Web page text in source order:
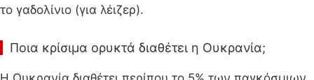
το γαδολίνιο (για λέιζερ).
Ποια κρίσιμα ορυκτά διαθέτει η Ουκρανία;